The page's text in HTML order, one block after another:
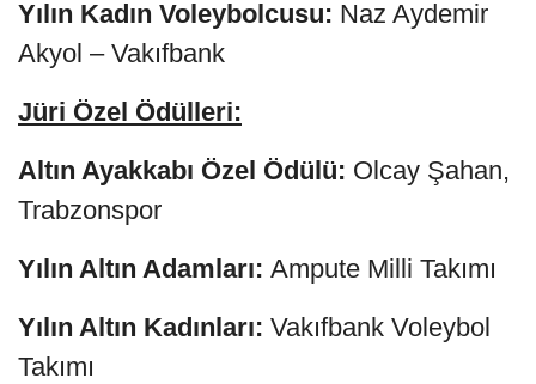
Yılın Kadın Voleybolcusu: Naz Aydemir
Akyol – Vakıfbank
Jüri Özel Ödülleri:
Altın Ayakkabı Özel Ödülü: Olcay Şahan,
Trabzonspor
Yılın Altın Adamları: Ampute Milli Takımı
Yılın Altın Kadınları: Vakıfbank Voleybol
Takımı